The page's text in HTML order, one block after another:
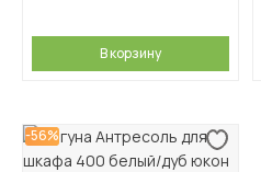
В корзину
-56%